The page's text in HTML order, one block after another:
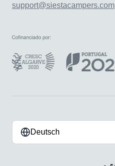
support@siestacampers.com
Deutsch